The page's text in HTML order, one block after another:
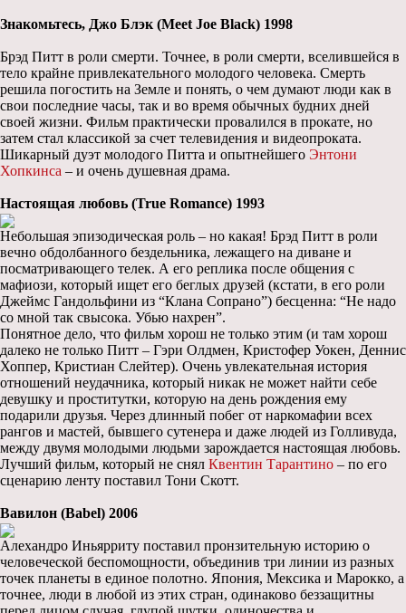
Знакомьтесь, Джо Блэк (Meet Joe Black) 1998
Брэд Питт в роли смерти. Точнее, в роли смерти, вселившейся в
тело крайне привлекательного молодого человека. Смерть
решила погостить на Земле и понять, о чем думают люди как в
свои последние часы, так и во время обычных будних дней
своей жизни. Фильм практически провалился в прокате, но
затем стал классикой за счет телевидения и видеопроката.
Шикарный дуэт молодого Питта и опытнейшего Энтони
Хопкинса – и очень душевная драма.
Настоящая любовь (True Romance) 1993
Небольшая эпизодическая роль – но какая! Брэд Питт в роли
вечно обдолбанного бездельника, лежащего на диване и
посматривающего телек. А его реплика после общения с
мафиози, который ищет его беглых друзей (кстати, в его роли
Джеймс Гандольфини из “Клана Сопрано”) бесценна: “Не надо
со мной так свысока. Убью нахрен”.
Понятное дело, что фильм хорош не только этим (и там хорош
далеко не только Питт – Гэри Олдмен, Кристофер Уокен, Деннис
Хоппер, Кристиан Слейтер). Очень увлекательная история
отношений неудачника, который никак не может найти себе
девушку и проститутки, которую на день рождения ему
подарили друзья. Через длинный побег от наркомафии всех
рангов и мастей, бывшего сутенера и даже людей из Голливуда,
между двумя молодыми людьми зарождается настоящая любовь.
Лучший фильм, который не снял Квентин Тарантино – по его
сценарию ленту поставил Тони Скотт.
Вавилон (Babel) 2006
Алехандро Иньярриту поставил пронзительную историю о
человеческой беспомощности, объединив три линии из разных
точек планеты в единое полотно. Япония, Мексика и Марокко, а
точнее, люди в любой из этих стран, одинаково беззащитны